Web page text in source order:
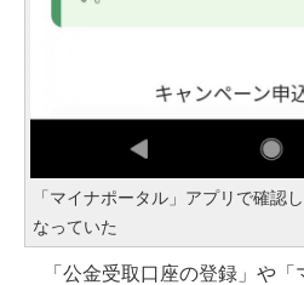
「マイナポータル」アプリで確認
なっていた
「公金受取口座の登録」や「